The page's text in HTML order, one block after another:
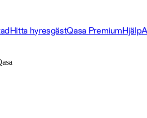
Hitta hyresgästQasa PremiumHjälp